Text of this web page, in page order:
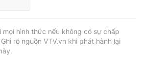
mọi hình thức nếu không có sự chấp
rõ nguồn VTV.vn khi phát hành lại